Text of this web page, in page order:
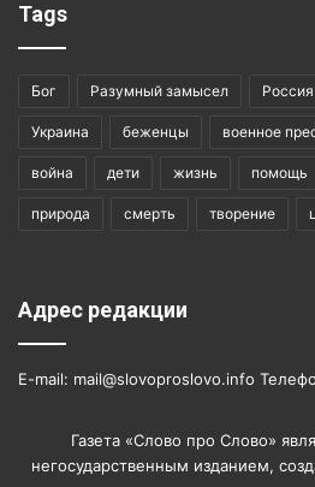
Tags
Бог Разумный замысел Россия
Украина беженцы военное
война дети жизнь помощь
природа смерть творение
Адрес редакции
E-mail: mail@slovoproslovo.info
Газета «Слово про Слово»
негосударственным изданием,